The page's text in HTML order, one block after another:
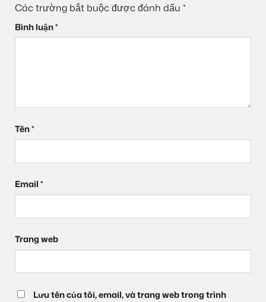
Các trường bắt buộc được đánh dấu *
Bình luận*
Tên*
Email*
Trang web
Lưu tên của tôi, email, và trang web trong trình